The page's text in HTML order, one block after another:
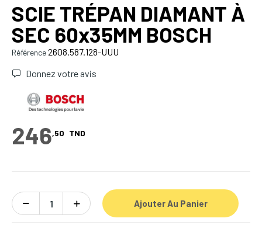
SCIE TRÉPAN DIAMANT À
SEC 60x35MM BOSCH
Référence2608.587.128-UUU
Donnez votre avis
246,50 TND
Ajouter Au Panier